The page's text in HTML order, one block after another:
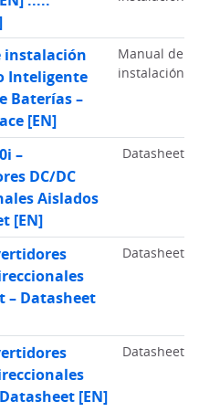
instalación
Inteligente
Baterías –
[EN]
Manual de
instalación
–
DC/DC
Aislados
[EN]
Datasheet
– Datasheet
Datasheet
[EN]
Datasheet